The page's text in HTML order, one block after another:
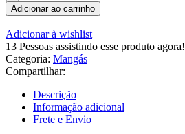
Adicionar ao carrinho
Adicionar à wishlist
13 Pessoas assistindo esse produto agora!
Categoria: Mangás
Compartilhar:
Descrição
Informação adicional
Frete e Envio